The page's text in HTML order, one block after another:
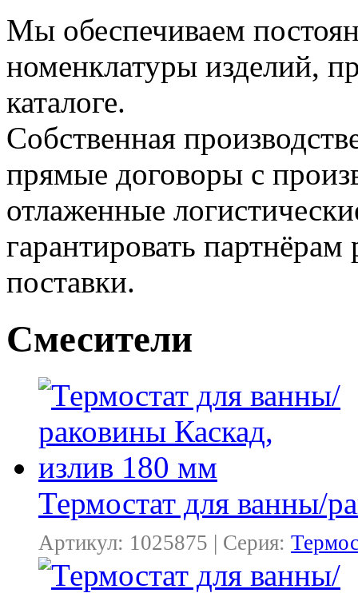
Мы обеспечиваем
номенклатуры изделий,
каталоге.
Собственная
прямые договоры с
отлаженные
гарантировать
поставки.
Смесители
Термостат для ванны/
Артикул: 1025875 | Серия: